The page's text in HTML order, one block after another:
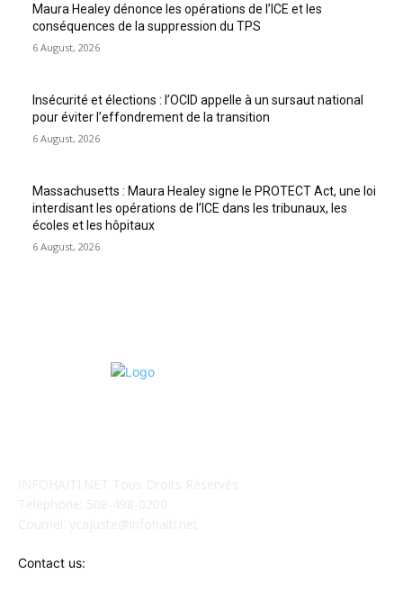
Maura Healey dénonce les opérations de l’ICE et les
conséquences de la suppression du TPS
6 August, 2026
Insécurité et élections : l’OCID appelle à un sursaut national
pour éviter l’effondrement de la transition
6 August, 2026
Massachusetts : Maura Healey signe le PROTECT Act, une loi
interdisant les opérations de l’ICE dans les tribunaux, les
écoles et les hôpitaux
6 August, 2026
Contact us: